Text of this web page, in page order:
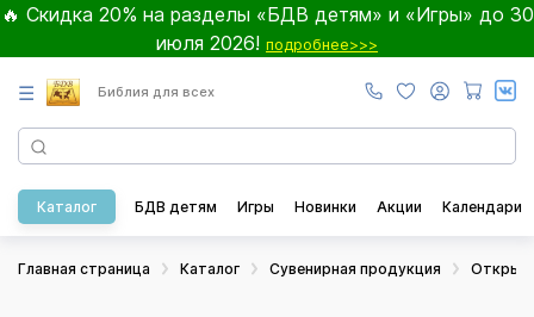
🔥 Скидка 20% на разделы «БДВ детям» и «Игры» до 30
июля 2026! подробнее>>>
☰ Библия для всех
Каталог БДВ детям Игры Новинки Акции Календари
Главная страница Каталог Сувенирная продукция